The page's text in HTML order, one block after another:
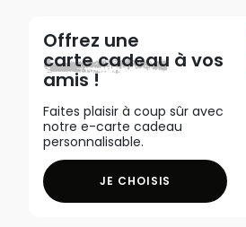
Offrez une
carte cadeau à vos
amis !
Faites plaisir à coup sûr avec
notre e-carte cadeau
personnalisable.
JE CHOISIS